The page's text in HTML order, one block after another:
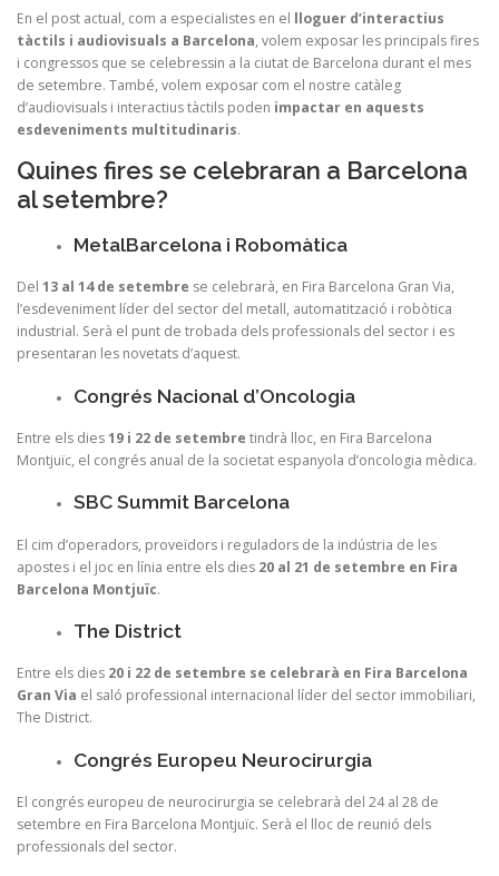
En el post actual, com a especialistes en el lloguer d’interactius
tàctils i audiovisuals a Barcelona, volem exposar les principals fires
i congressos que se celebressin a la ciutat de Barcelona durant el mes
de setembre. També, volem exposar com el nostre catàleg
d’audiovisuals i interactius tàctils poden impactar en aquests
esdeveniments multitudinaris.
Quines fires se celebraran a Barcelona
al setembre?
MetalBarcelona i Robomàtica
Del 13 al 14 de setembre se celebrarà, en Fira Barcelona Gran Via,
l’esdeveniment líder del sector del metall, automatització i robòtica
industrial. Serà el punt de trobada dels professionals del sector i es
presentaran les novetats d’aquest.
Congrés Nacional d’Oncologia
Entre els dies19 i 22 de setembre tindrà lloc, en Fira Barcelona
Montjuïc, el congrés anual de la societat espanyola d’oncologia mèdica.
SBC Summit Barcelona
El cim d’operadors, proveïdors i reguladors de la indústria de les
apostes i el joc en línia entre els dies 20 al 21 de setembre en Fira
Barcelona Montjuïc.
The District
Entre els dies 20 i 22 de setembre se celebrarà en Fira Barcelona
Gran Via el saló professional internacional líder del sector immobiliari,
The District.
Congrés Europeu Neurocirurgia
El congrés europeu de neurocirurgia se celebrarà del 24 al 28 de
setembre en Fira Barcelona Montjuïc. Serà el lloc de reunió dels
professionals del sector.